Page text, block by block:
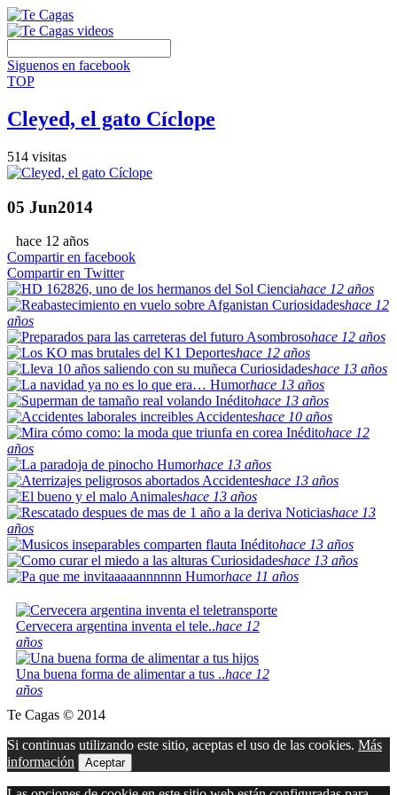
Siguenos en facebook
TOP
Cleyed, el gato Cíclope
514 visitas
05 Jun2014
hace 12 años
Compartir en facebook
Compartir en Twitter
Cienciahace 12 años
Curiosidadeshace 12
años
Asombrosohace 12 años
Deporteshace 12 años
Curiosidadeshace 13 años
Humorhace 13 años
Inéditohace 13 años
Accidenteshace 10 años
Inéditohace 12
años
Humorhace 13 años
Accidenteshace 13 años
Animaleshace 13 años
Noticiashace 13
años
Inéditohace 13 años
Curiosidadeshace 13 años
Humorhace 11 años
Cervecera argentina inventa el tele..hace 12
años
Una buena forma de alimentar a tus ..hace 12
años
Te Cagas © 2014
Si continuas utilizando este sitio, aceptas el uso de las cookies. Más
información
Aceptar